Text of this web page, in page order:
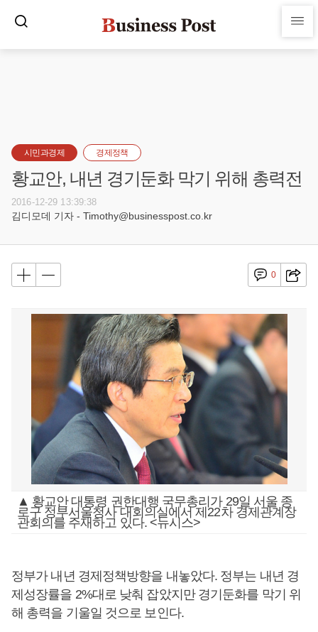
시민과경제 경제정책
황교안, 내년 경기둔화 막기 위해 총력전
2016-12-29 13:39:38
김디모데 기자 - Timothy@businesspost.co.kr
0
▲ 황교안 대통령 권한대행 국무총리가 29일 서울 종
로구 정부서울청사 대회의실에서 제22차 경제관계장
관회의를 주재하고 있다. <뉴시스>
정부가 내년 경제정책방향을 내놓았다. 정부는 내년 경
제성장률을 2%대로 낮춰 잡았지만 경기둔화를 막기 위
해 총력을 기울일 것으로 보인다.